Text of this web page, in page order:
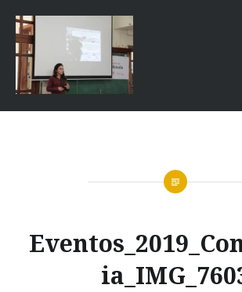
Escuela de Historia